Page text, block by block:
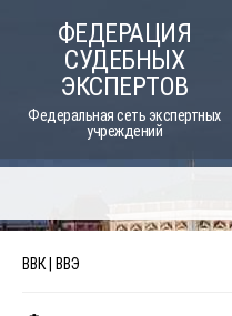
ФЕДЕРАЦИЯ
СУДЕБНЫХ
ЭКСПЕРТОВ
Федеральная сеть экспертных
учреждений
ВВК | ВВЭ